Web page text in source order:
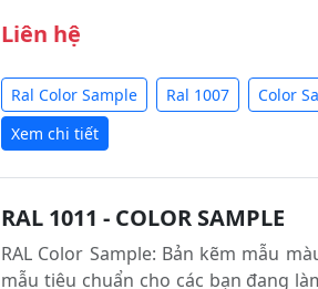
Liên hệ
Ral Color Sample Ral 1007 Color
Xem chi tiết
RAL 1011 - COLOR SAMPLE
RAL Color Sample: Bản kẽm mẫu
mẫu tiêu chuẩn cho các bạn đang